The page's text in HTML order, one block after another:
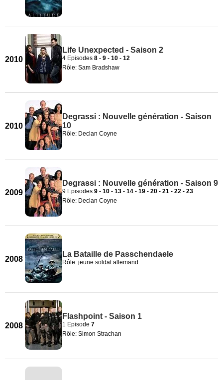
2010
Life Unexpected - Saison 2
4 Episodes 8 - 9 - 10 - 12
Rôle: Sam Bradshaw
2010
Degrassi : Nouvelle génération - Saison
10
Rôle: Declan Coyne
2009
Degrassi : Nouvelle génération - Saison 9
9 Episodes 9 - 10 - 13 - 14 - 19 - 20 - 21 - 22 - 23
Rôle: Declan Coyne
2008
La Bataille de Passchendaele
Rôle: jeune soldat allemand
2008
Flashpoint - Saison 1
1 Episode 7
Rôle: Simon Strachan